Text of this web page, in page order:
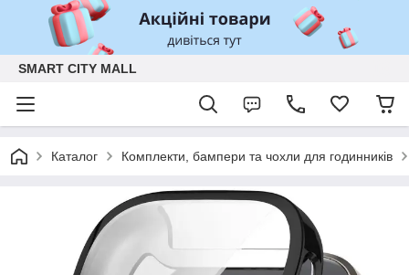
SMART CITY MALL
Каталог Комплекти, бампери та чохли для годинників